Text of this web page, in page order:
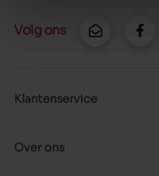
Volg ons
Klantenservice
Over ons